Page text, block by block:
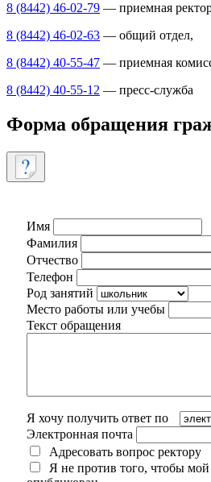
8 (8442) 46-02-79 — приемная
8 (8442) 46-02-63 — общий отдел,
8 (8442) 40-55-47 — приемная
8 (8442) 40-55-12 — пресс-служба
Форма обращения
Имя
Фамилия
Отчество
Телефон
Род занятий
Место работы или учебы
Текст обращения
Я хочу получить ответ по
Электронная почта
Адресовать вопрос ректору
Я не против того, чтобы